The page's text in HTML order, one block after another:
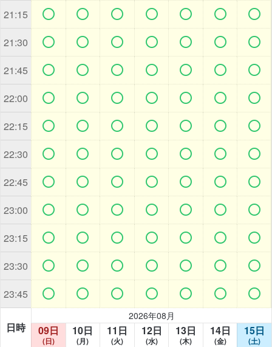
21:15       
21:30       
21:45       
22:00       
22:15       
22:30       
22:45       
23:00       
23:15       
23:30       
23:45       
日時
2026年08月
09日
(日)
10日
(月)
11日
(火)
12日
(水)
13日
(木)
14日
(金)
15日
(土)